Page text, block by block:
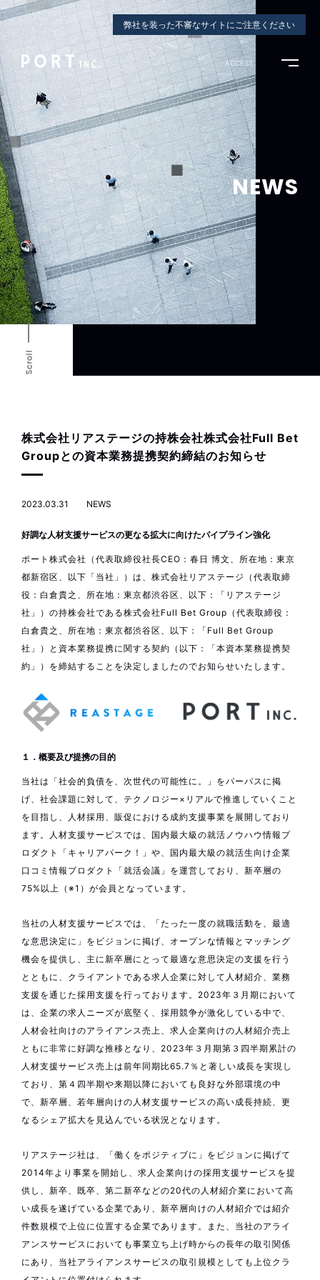
弊社を装った不審なサイトにご注意ください
ACCESS
NEWS
Scroll
株式会社リアステージの持株会社株式会社Full Bet
Groupとの資本業務提携契約締結のお知らせ
2023.03.31 NEWS
好調な人材支援サービスの更なる拡大に向けたパイプライン強化
ポート株式会社（代表取締役社長CEO：春日 博文、所在地：東京
都新宿区、以下「当社」）は、株式会社リアステージ（代表取締
役：白倉貴之、所在地：東京都渋谷区、以下：「リアステージ
社」）の持株会社である株式会社Full Bet Group（代表取締役：
白倉貴之、所在地：東京都渋谷区、以下：「Full Bet Group
社」）と資本業務提携に関する契約（以下：「本資本業務提携契
約」）を締結することを決定しましたのでお知らせいたします。
１．概要及び提携の目的
当社は「社会的負債を、次世代の可能性に。」をパーパスに掲
げ、社会課題に対して、テクノロジー×リアルで推進していくこと
を目指し、人材採用、販促における成約支援事業を展開しており
ます。人材支援サービスでは、国内最大級の就活ノウハウ情報プ
ロダクト「キャリアパーク！」や、国内最大級の就活生向け企業
口コミ情報プロダクト「就活会議」を運営しており、新卒層の
75%以上（※1）が会員となっています。
当社の人材支援サービスでは、「たった一度の就職活動を、最適
な意思決定に」をビジョンに掲げ、オープンな情報とマッチング
機会を提供し、主に新卒層にとって最適な意思決定の支援を行う
とともに、クライアントである求人企業に対して人材紹介、業務
支援を通じた採用支援を行っております。2023年３月期において
は、企業の求人ニーズが底堅く、採用競争が激化している中で、
人材会社向けのアライアンス売上、求人企業向けの人材紹介売上
ともに非常に好調な推移となり、2023年３月期第３四半期累計の
人材支援サービス売上は前年同期比65.7％と著しい成長を実現し
ており、第４四半期や来期以降においても良好な外部環境の中
で、新卒層、若年層向けの人材支援サービスの高い成長持続、更
なるシェア拡大を見込んでいる状況となります。
リアステージ社は、「働くをポジティブに」をビジョンに掲げて
2014年より事業を開始し、求人企業向けの採用支援サービスを提
供し、新卒、既卒、第二新卒などの20代の人材紹介業において高
い成長を遂げている企業であり、新卒層向けの人材紹介では紹介
件数規模で上位に位置する企業であります。また、当社のアライ
アンスサービスにおいても事業立ち上げ時からの長年の取引関係
にあり、当社アライアンスサービスの取引規模としても上位クラ